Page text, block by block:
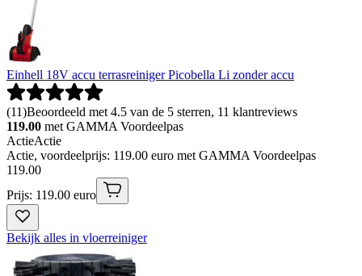
Einhell 18V accu terrasreiniger Picobella Li zonder accu
(11)Beoordeeld met 4.5 van de 5 sterren, 11 klantreviews
119.00 met GAMMA Voordeelpas
ActieActie
Actie, voordeelprijs: 119.00 euro met GAMMA Voordeelpas
119.00
Prijs: 119.00 euro
Bekijk alles in vloerreiniger